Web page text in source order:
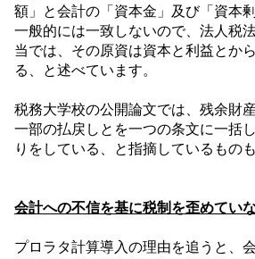
額」と会計の「資本金」及び「資本
一般的には一致しないので、法人税
当では、その原資は資本と利益とか
る、と述べています。
税務大学校の公開論文では、残余財
一部の払戻しとを一つの条文に一括
りをしている、と指摘しているもの
会計への不信を基に税制を歪めてい
プロラタ計算導入の理由を追うと、